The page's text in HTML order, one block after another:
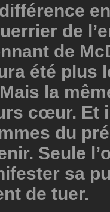
de
de
été plus
la
cœur. Et
du
Seule
sa
de tuer.